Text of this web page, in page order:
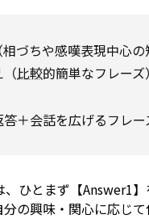
づちや感嘆表現中心の
（比較的簡単なフレーズ）
＋会話を広げるフレー
ひとまず【Answer1
の興味・関心に応じて